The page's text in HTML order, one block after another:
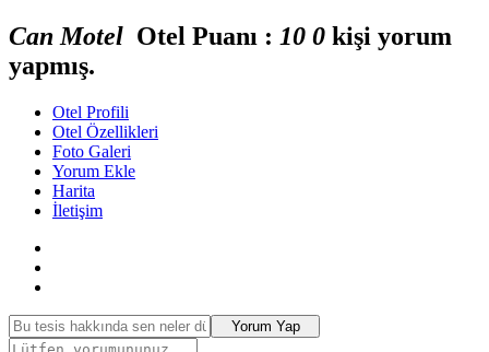
Can Motel Otel Puanı : 10 0 kişi yorum
yapmış.
Otel Profili
Otel Özellikleri
Foto Galeri
Yorum Ekle
Harita
İletişim
Yorum Yap